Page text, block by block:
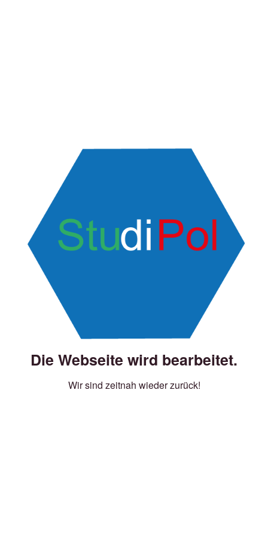
Die Webseite wird bearbeitet.
Wir sind zeitnah wieder zurück!